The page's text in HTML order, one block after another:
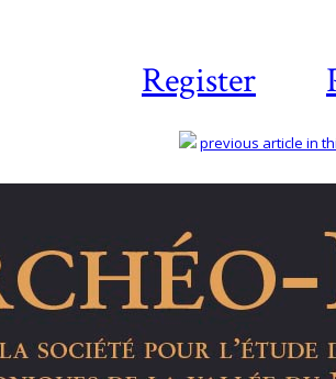
Register
previous article in